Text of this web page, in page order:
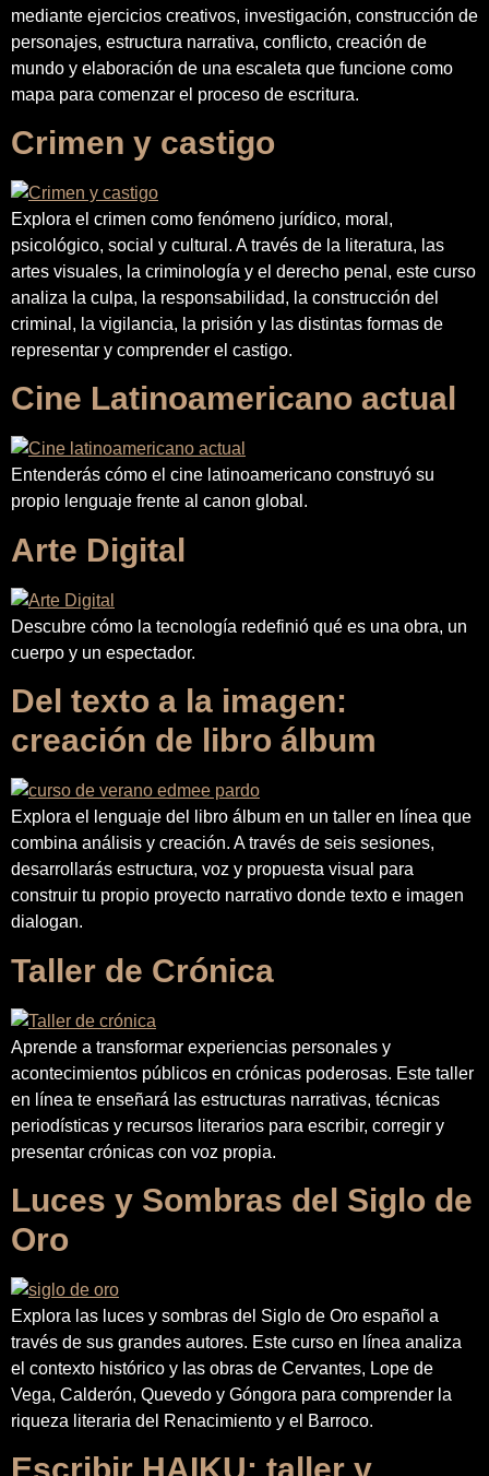
mediante ejercicios creativos, investigación, construcción de
personajes, estructura narrativa, conflicto, creación de
mundo y elaboración de una escaleta que funcione como
mapa para comenzar el proceso de escritura.
Crimen y castigo
Explora el crimen como fenómeno jurídico, moral,
psicológico, social y cultural. A través de la literatura, las
artes visuales, la criminología y el derecho penal, este curso
analiza la culpa, la responsabilidad, la construcción del
criminal, la vigilancia, la prisión y las distintas formas de
representar y comprender el castigo.
Cine Latinoamericano actual
Entenderás cómo el cine latinoamericano construyó su
propio lenguaje frente al canon global.
Arte Digital
Descubre cómo la tecnología redefinió qué es una obra, un
cuerpo y un espectador.
Del texto a la imagen:
creación de libro álbum
Explora el lenguaje del libro álbum en un taller en línea que
combina análisis y creación. A través de seis sesiones,
desarrollarás estructura, voz y propuesta visual para
construir tu propio proyecto narrativo donde texto e imagen
dialogan.
Taller de Crónica
Aprende a transformar experiencias personales y
acontecimientos públicos en crónicas poderosas. Este taller
en línea te enseñará las estructuras narrativas, técnicas
periodísticas y recursos literarios para escribir, corregir y
presentar crónicas con voz propia.
Luces y Sombras del Siglo de
Oro
Explora las luces y sombras del Siglo de Oro español a
través de sus grandes autores. Este curso en línea analiza
el contexto histórico y las obras de Cervantes, Lope de
Vega, Calderón, Quevedo y Góngora para comprender la
riqueza literaria del Renacimiento y el Barroco.